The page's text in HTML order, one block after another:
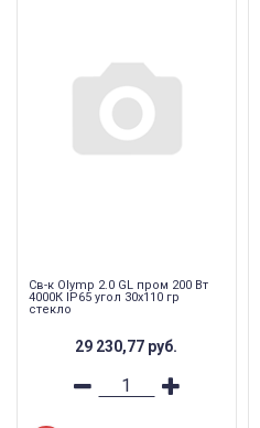
Св-к Olymp 2.0 GL пром 200 Вт
4000К IP65 угол 30x110 гр
стекло
29 230,77 руб.